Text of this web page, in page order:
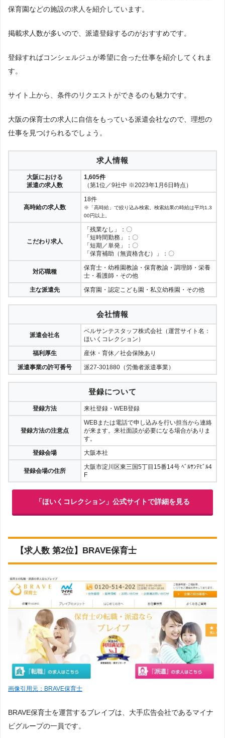
保育園などの施設の求人を紹介しています。
掲載求人数が多いので、派遣登録するのがおすすめです。
登録すればコンシェルジュが希望に合った仕事を紹介してくれま
す。
サイト上から、条件のリクエストができるのも魅力です。
大阪の保育士の求人に自信をもっている派遣会社なので、理想の
仕事を見つけられるでしょう。
求人情報
大阪における
派遣の求人数
1,605件
（第1位／9社中 ※2023年1月6日時点）
高時給の求人数
18件
※「高時給」で絞り込み検索。検索結果の時給は平均1,3
00円以上。
こだわり求人
「残業なし」：〇
「短時間勤務」：〇
「短期／単発」：〇
「保育補助（無資格含む）」：〇
対応職種
保育士・幼稚園教諭・保育教諭・調理師・栄養
士・看護師・その他
主な派遣先
保育園・認定こども園・私立幼稚園・その他
会社情報
派遣会社名
ベルサンテスタッフ株式会社（運営サイト名：
ほいくコレクション）
福利厚生
産休・育休／社会保険あり
派遣事業の許可番号
派27-301880（労働者派遣事業）
登録について
登録方法 来社登録・WEB登録
登録方法の注意点
WEBまたは電話で申し込みを行い担当から連絡
が来ます。来社面談が必要になる場合がありま
す。
登録会場
大阪本社
登録会場の住所
大阪市淀川区東三国5丁目15番14号 ﾍﾞﾙｻﾝﾃﾋﾞﾙ4
F
「ほいくコレクション」公式サイトで詳細を見る
【求人数 第2位】BRAVE保育士
画像引用元：BRAVE保育士
BRAVE保育士を運営するブレイブは、大手広告会社であるマイナ
ビグループの一員です。